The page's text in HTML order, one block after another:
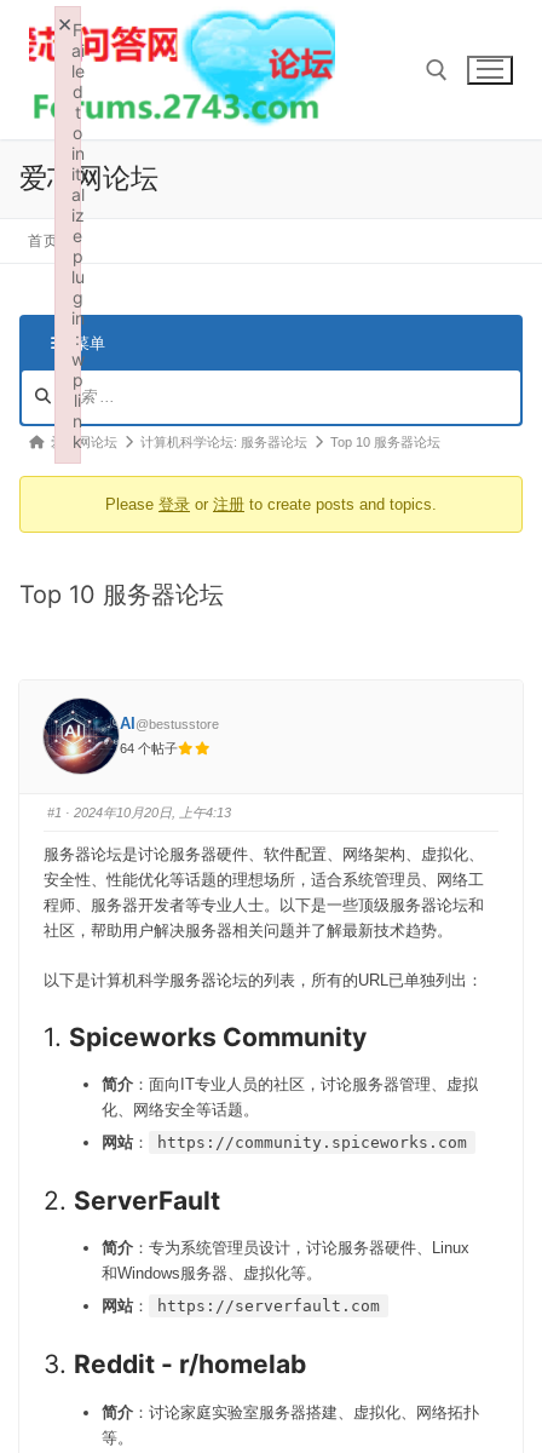
爱芯网论坛
首页
菜单
导
论
航
你
爱芯网论坛 计算机科学论坛: 服务器论坛 Top 10 服务器论坛
Please 登录 or 注册 to create posts and topics.
Top 10 服务器论坛
AI @bestusstore
64 个帖子
#1 · 2024年10月20日, 上午4:13
服务器论坛是讨论服务器硬件、软件配置、网络架构、虚拟化、
安全性、性能优化等话题的理想场所，适合系统管理员、网络工
程师、服务器开发者等专业人士。以下是一些顶级服务器论坛和
社区，帮助用户解决服务器相关问题并了解最新技术趋势。
以下是计算机科学服务器论坛的列表，所有的URL已单独列出：
1. Spiceworks Community
简介：面向IT专业人员的社区，讨论服务器管理、虚拟
化、网络安全等话题。
网站： https://community.spiceworks.com
2. ServerFault
简介：专为系统管理员设计，讨论服务器硬件、Linux
和Windows服务器、虚拟化等。
网站： https://serverfault.com
3. Reddit - r/homelab
简介：讨论家庭实验室服务器搭建、虚拟化、网络拓扑
等。
F
ai
le
d
t
o
in
iti
al
iz
e
p
lu
g
in
:
w
p
li
n
k
×
Failed to initialize plugin: wplink